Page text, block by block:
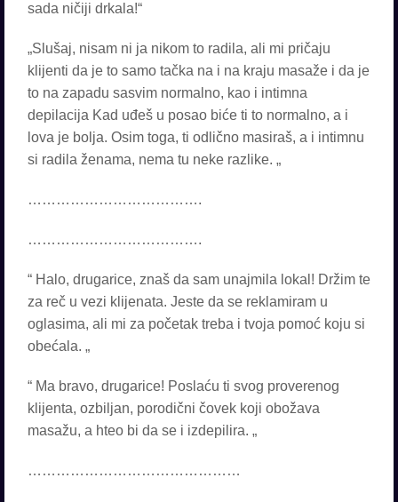
sada ničiji drkala!“
„Slušaj, nisam ni ja nikom to radila, ali mi pričaju
klijenti da je to samo tačka na i na kraju masaže i da je
to na zapadu sasvim normalno, kao i intimna
depilacija Kad uđeš u posao biće ti to normalno, a i
lova je bolja. Osim toga, ti odlično masiraš, a i intimnu
si radila ženama, nema tu neke razlike. „
……………………………….
……………………………….
“ Halo, drugarice, znaš da sam unajmila lokal! Držim te
za reč u vezi klijenata. Jeste da se reklamiram u
oglasima, ali mi za početak treba i tvoja pomoć koju si
obećala. „
“ Ma bravo, drugarice! Poslaću ti svog proverenog
klijenta, ozbiljan, porodični čovek koji obožava
masažu, a hteo bi da se i izdepilira. „
………………………………………